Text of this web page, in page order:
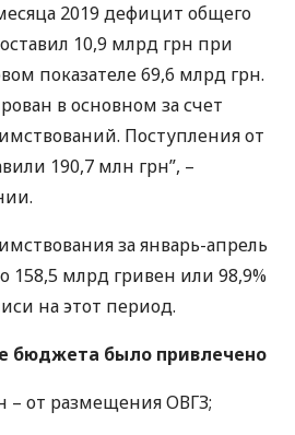
2019 дефицит общего
10,9 млрд грн при
показателе 69,6 млрд грн.
в основном за счет
Поступления от
190,7 млн грн”, –
за январь-апрель
158,5 млрд гривен или 98,9%
на этот период.
бюджета было привлечено
– от размещенияОВГЗ;